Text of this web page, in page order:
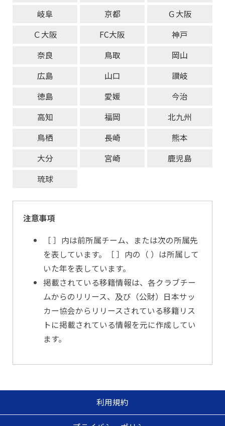
岐阜
京都
Ｇ大阪
Ｃ大阪
FC大阪
神戸
奈良
鳥取
岡山
広島
山口
讃岐
徳島
愛媛
今治
高知
福岡
北九州
鳥栖
長崎
熊本
大分
宮崎
鹿児島
琉球
注意事項
［ ］内は前所属チーム、または次の所属先
を表しています。［ ］内の（ ）は所属して
いた年を表しています。
掲載されている移籍情報は、各クラブチー
ムからのリリース、及び（公財）日本サッ
カー協会からリリースされている移籍リス
トに掲載されている情報を元に作成してい
ます。
利用規約